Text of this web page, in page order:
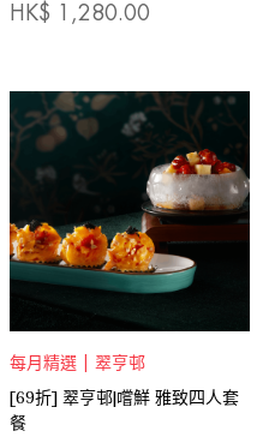
HK$ 1,280.00
每月精選 | 翠亨邨
[69折] 翠亨邨|嚐鮮 雅致四人套
餐